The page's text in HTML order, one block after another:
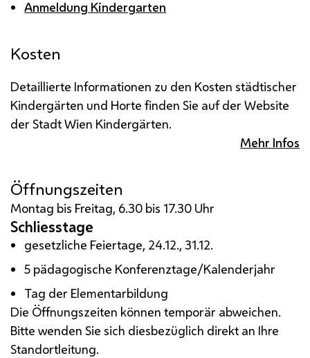
Anmeldung Kindergarten
Kosten
Detaillierte Informationen zu den Kosten städtischer
Kindergärten und Horte finden Sie auf der Website
der Stadt Wien Kindergärten.
Mehr Infos
Öffnungszeiten
Montag bis Freitag, 6.30 bis 17.30 Uhr
Schliesstage
gesetzliche Feiertage, 24.12., 31.12.
5 pädagogische Konferenztage/Kalenderjahr
Tag der Elementarbildung
Die Öffnungszeiten können temporär abweichen.
Bitte wenden Sie sich diesbezüglich direkt an Ihre
Standortleitung.